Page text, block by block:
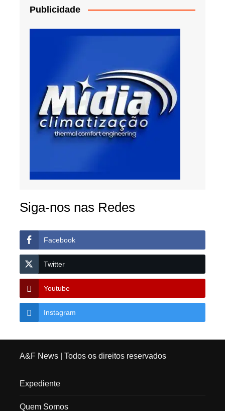
Publicidade
Siga-nos nas Redes
Facebook
Twitter
Youtube
Instagram
A&F News| Todos os direitos reservados
Expediente
Quem Somos